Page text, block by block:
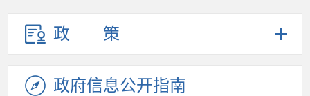
政策
政府信息公开指南